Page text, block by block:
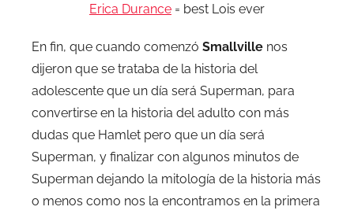
Erica Durance = best Lois ever
En fin, que cuando comenzó Smallville nos
dijeron que se trataba de la historia del
adolescente que un día será Superman, para
convertirse en la historia del adulto con más
dudas que Hamlet pero que un día será
Superman, y finalizar con algunos minutos de
Superman dejando la mitología de la historia más
o menos como nos la encontramos en la primera